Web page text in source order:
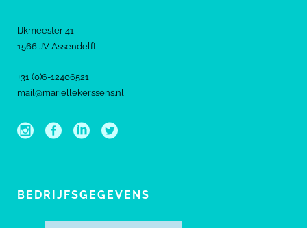
IJkmeester 41
1566 JV Assendelft
+31 (0)6-12406521
mail@mariellekerssens.nl
BEDRIJFSGEGEVENS